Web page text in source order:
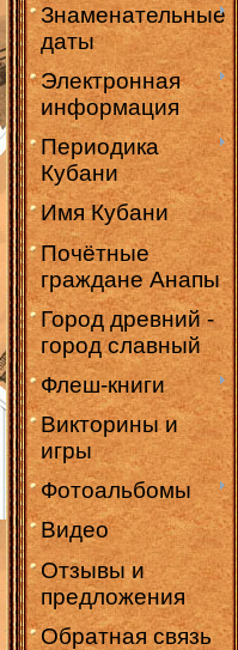
Знаменательные
даты
Электронная
информация
Периодика
Кубани
Имя Кубани
Почётные
граждане Анапы
Город древний -
город славный
Флеш-книги
Викторины и
игры
Фотоальбомы
Видео
Отзывы и
предложения
Обратная связь